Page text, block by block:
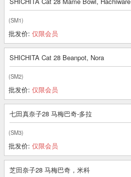
(SM1)
批发价: 仅限会员
SHICHITA Cat 28 Beanpot, Nora
(SM2)
批发价: 仅限会员
七田真奈子28 马梅巴奇-多拉
(SM3)
批发价: 仅限会员
芝田奈子28 马梅巴奇，米科